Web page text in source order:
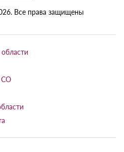
Все права защищены
СО